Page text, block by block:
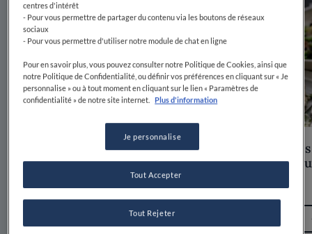
Coupe du Monde à la télé : 11
recettes du monde pour un watch
party de vrais supporters
SAUVEGARDER
centres d'intérêt
- Pour vous permettre de partager du contenu via les boutons de réseaux
sociaux
- Pour vous permettre d'utiliser notre module de chat en ligne
Pour en savoir plus, vous pouvez consulter notre Politique de Cookies, ainsi que
notre Politique de Confidentialité, ou définir vos préférences en cliquant sur « Je
personnalise » ou à tout moment en cliquant sur le lien « Paramètres de
confidentialité » de notre site internet.
Plus d'information
Je personnalise
Tout Rejeter
Tout Accepter